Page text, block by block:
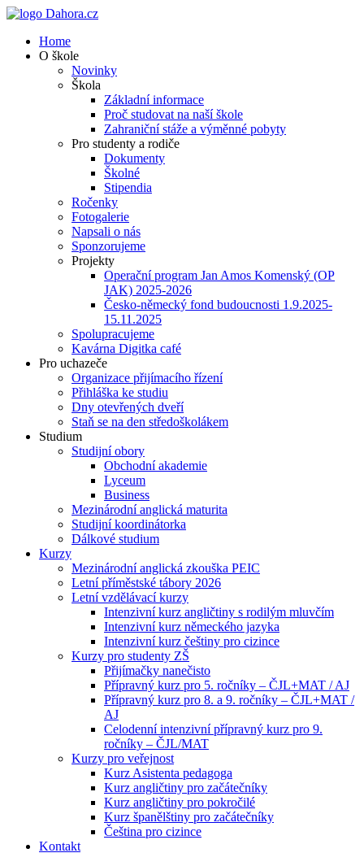
Home
O škole
Novinky
Škola
Základní informace
Proč studovat na naší škole
Zahraniční stáže a výměnné pobyty
Pro studenty a rodiče
Dokumenty
Školné
Stipendia
Ročenky
Fotogalerie
Napsali o nás
Sponzorujeme
Projekty
Operační program Jan Amos Komenský (OP
JAK) 2025-2026
Česko-německý fond budoucnosti 1.9.2025-
15.11.2025
Spolupracujeme
Kavárna Digitka café
Pro uchazeče
Organizace přijímacího řízení
Přihláška ke studiu
Dny otevřených dveří
Staň se na den středoškolákem
Studium
Studijní obory
Obchodní akademie
Lyceum
Business
Mezinárodní anglická maturita
Studijní koordinátorka
Dálkové studium
Kurzy
Mezinárodní anglická zkouška PEIC
Letní příměstské tábory 2026
Letní vzdělávací kurzy
Intenzivní kurz angličtiny s rodilým mluvčím
Intenzivní kurz německého jazyka
Intenzivní kurz češtiny pro cizince
Kurzy pro studenty ZŠ
Přijímačky nanečisto
Přípravný kurz pro 5. ročníky – ČJL+MAT / AJ
Přípravný kurz pro 8. a 9. ročníky – ČJL+MAT /
AJ
Celodenní intenzivní přípravný kurz pro 9.
ročníky – ČJL/MAT
Kurzy pro veřejnost
Kurz Asistenta pedagoga
Kurz angličtiny pro začátečníky
Kurz angličtiny pro pokročilé
Kurz španělštiny pro začátečníky
Čeština pro cizince
Kontakt